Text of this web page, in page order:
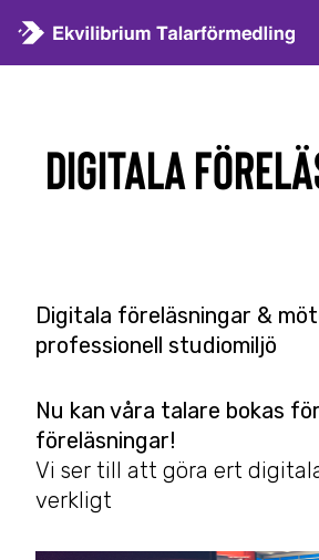
Digitala
Digitala föreläsningar &
professionell studiomiljö
Nu kan våra talare bokas
föreläsningar!
Vi ser till att göra ert
verkligt